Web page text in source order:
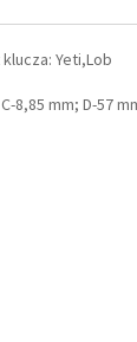
Yeti,Lob
8,85 mm; D-57